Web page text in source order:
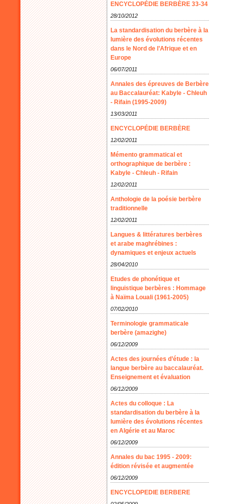
ENCYCLOPÉDIE BERBÈRE 33-34
28/10/2012
La standardisation du berbère à la
lumière des évolutions récentes
dans le Nord de l’Afrique et en
Europe
06/07/2011
Annales des épreuves de Berbère
au Baccalauréat: Kabyle - Chleuh
- Rifain (1995-2009)
13/03/2011
ENCYCLOPÉDIE BERBÈRE
12/02/2011
Mémento grammatical et
orthographique de berbère :
Kabyle - Chleuh - Rifain
12/02/2011
Anthologie de la poésie berbère
traditionnelle
12/02/2011
Langues & littératures berbères
et arabe maghrébines :
dynamiques et enjeux actuels
28/04/2010
Etudes de phonétique et
linguistique berbères : Hommage
à Naïma Louali (1961-2005)
07/02/2010
Terminologie grammaticale
berbère (amazighe)
06/12/2009
Actes des journées d’étude : la
langue berbère au baccalauréat.
Enseignement et évaluation
06/12/2009
Actes du colloque : La
standardisation du berbère à la
lumière des évolutions récentes
en Algérie et au Maroc
06/12/2009
Annales du bac 1995 - 2009:
édition révisée et augmentée
06/12/2009
ENCYCLOPEDIE BERBERE